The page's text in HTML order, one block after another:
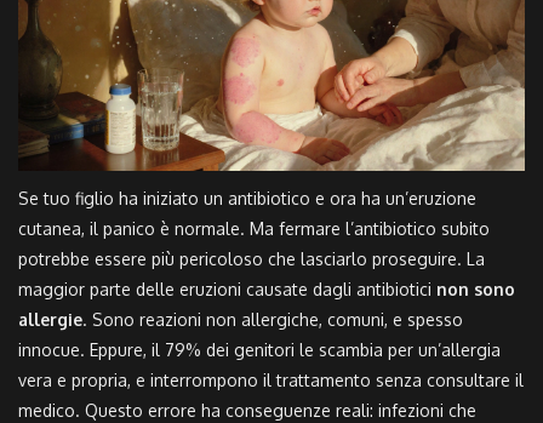
Se tuo figlio ha iniziato un antibiotico e ora ha un’eruzione
cutanea, il panico è normale. Ma fermare l’antibiotico subito
potrebbe essere più pericoloso che lasciarlo proseguire. La
maggior parte delle eruzioni causate dagli antibiotici non sono
allergie. Sono reazioni non allergiche, comuni, e spesso
innocue. Eppure, il 79% dei genitori le scambia per un’allergia
vera e propria, e interrompono il trattamento senza consultare il
medico. Questo errore ha conseguenze reali: infezioni che